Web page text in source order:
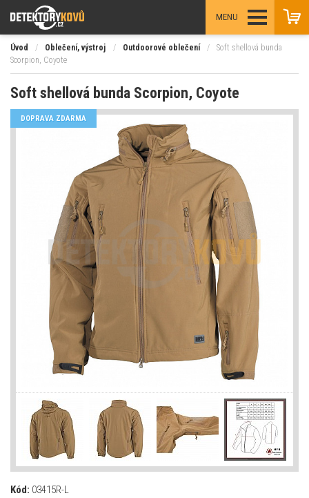
MENU
Úvod / Oblečení, výstroj / Outdoorové oblečení /
Soft shellová bunda
Scorpion, Coyote
Soft shellová bunda Scorpion, Coyote
DOPRAVA ZDARMA
Kód: 03415R-L